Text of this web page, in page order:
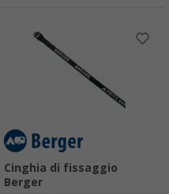
Cinghia di fissaggio
Berger